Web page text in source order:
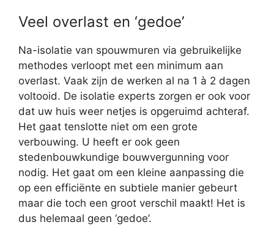
Veel overlast en ‘gedoe’
Na-isolatie van spouwmuren via gebruikelijke
methodes verloopt met een minimum aan
overlast. Vaak zijn de werken al na 1 à 2 dagen
voltooid. De isolatie experts zorgen er ook voor
dat uw huis weer netjes is opgeruimd achteraf.
Het gaat tenslotte niet om een grote
verbouwing. U heeft er ook geen
stedenbouwkundige bouwvergunning voor
nodig. Het gaat om een kleine aanpassing die
op een efficiënte en subtiele manier gebeurt
maar die toch een groot verschil maakt! Het is
dus helemaal geen ‘gedoe’.